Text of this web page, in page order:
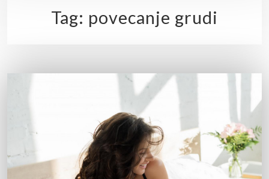
Tag: povecanje grudi